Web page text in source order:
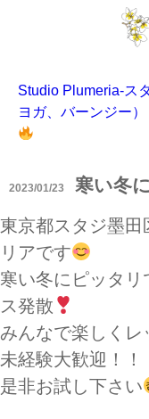
Studio Plumeria-ス
ヨガ、バーンジー）
2023/01/23 寒い冬
東京都スタジ墨田
リアです
寒い冬にピッタ
ス発散
みんなで楽しくレ
未経験大歓迎！！
是非お試し下さい